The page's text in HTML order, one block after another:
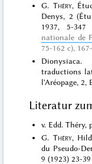
G. Théry,
Denys, 2
1937, 5-347
nationale de
75-162 c),
traductions
l'Aréopage, 2,
Literatur
v. Edd. Théry,
G. Théry,
du Pseudo-
9 (1923) 23-